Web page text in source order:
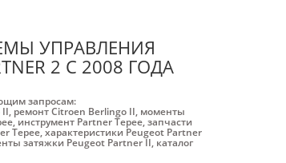
УПРАВЛЕНИЯ
2 С 2008 ГОДА
запросам:
II, ремонт Citroen Berlingo II, моменты
,инструмент Partner Tepee,запчасти
Tepee,характеристики Peugeot Partner
затяжки Peugeot Partner II, каталог